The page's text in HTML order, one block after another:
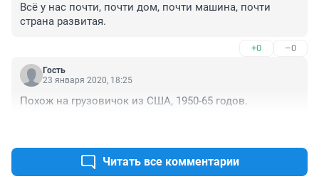
Всё у нас почти, почти дом, почти машина, почти
страна развитая.
+0 –0
Гость
23 января 2020, 18:25
Похож на грузовичок из США, 1950-65 годов.
Читать все комментарии